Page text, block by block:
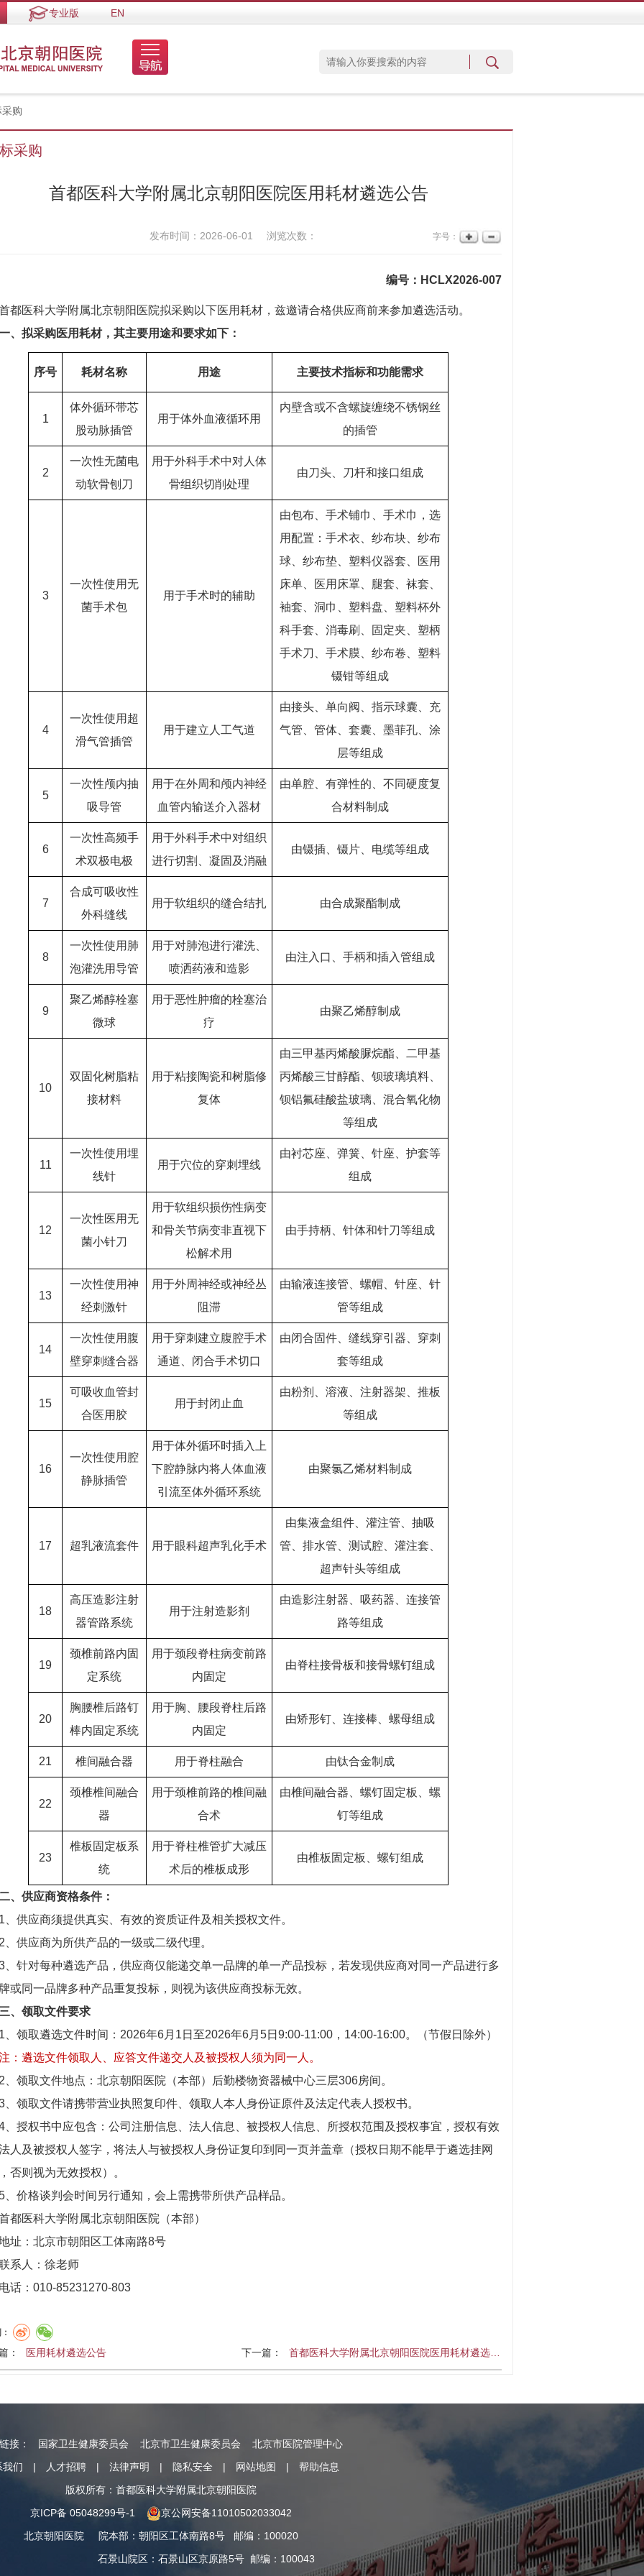
专业版 EN
购
采购
首都医科大学附属北京朝阳医院医用耗材遴选公告
发布时间：2026-06-01 浏览次数： 字号：
编号：HCLX2026-007
科大学附属北京朝阳医院拟采购以下医用耗材，兹邀请合格供应商前来参加遴选活动。
拟采购医用耗材，其主要用途和要求如下：
序号 耗材名称 用途 主要技术指标和功能需求
1
体外循环带芯
股动脉插管
用于体外血液循环用
内壁含或不含螺旋缠绕不锈钢丝
的插管
2
一次性无菌电
动软骨刨刀
用于外科手术中对人体
骨组织切削处理
由刀头、刀杆和接口组成
3
一次性使用无
菌手术包
用于手术时的辅助
由包布、手术铺巾、手术巾，选
用配置：手术衣、纱布块、纱布
球、纱布垫、塑料仪器套、医用
床单、医用床罩、腿套、袜套、
袖套、洞巾、塑料盘、塑料杯外
科手套、消毒刷、固定夹、塑柄
手术刀、手术膜、纱布卷、塑料
镊钳等组成
4
一次性使用超
滑气管插管
用于建立人工气道
由接头、单向阀、指示球囊、充
气管、管体、套囊、墨菲孔、涂
层等组成
5
一次性颅内抽
吸导管
用于在外周和颅内神经
血管内输送介入器材
由单腔、有弹性的、不同硬度复
合材料制成
6
一次性高频手
术双极电极
用于外科手术中对组织
进行切割、凝固及消融
由镊插、镊片、电缆等组成
7
合成可吸收性
外科缝线
用于软组织的缝合结扎 由合成聚酯制成
8
一次性使用肺
泡灌洗用导管
用于对肺泡进行灌洗、
喷洒药液和造影
由注入口、手柄和插入管组成
9
聚乙烯醇栓塞
微球
用于恶性肿瘤的栓塞治
疗
由聚乙烯醇制成
10
双固化树脂粘
接材料
用于粘接陶瓷和树脂修
复体
由三甲基丙烯酸脲烷酯、二甲基
丙烯酸三甘醇酯、钡玻璃填料、
钡铝氟硅酸盐玻璃、混合氧化物
等组成
11
一次性使用埋
线针
用于穴位的穿刺埋线
由衬芯座、弹簧、针座、护套等
组成
12
一次性医用无
菌小针刀
用于软组织损伤性病变
和骨关节病变非直视下
松解术用
由手持柄、针体和针刀等组成
13
一次性使用神
经刺激针
用于外周神经或神经丛
阻滞
由输液连接管、螺帽、针座、针
管等组成
14
一次性使用腹
壁穿刺缝合器
用于穿刺建立腹腔手术
通道、闭合手术切口
由闭合固件、缝线穿引器、穿刺
套等组成
15
可吸收血管封
合医用胶
用于封闭止血
由粉剂、溶液、注射器架、推板
等组成
16
一次性使用腔
静脉插管
用于体外循环时插入上
下腔静脉内将人体血液
引流至体外循环系统
由聚氯乙烯材料制成
17 超乳液流套件 用于眼科超声乳化手术
由集液盒组件、灌注管、抽吸
管、排水管、测试腔、灌注套、
超声针头等组成
18
高压造影注射
器管路系统
用于注射造影剂
由造影注射器、吸药器、连接管
路等组成
19
颈椎前路内固
定系统
用于颈段脊柱病变前路
内固定
由脊柱接骨板和接骨螺钉组成
20
胸腰椎后路钉
棒内固定系统
用于胸、腰段脊柱后路
内固定
由矫形钉、连接棒、螺母组成
21 椎间融合器 用于脊柱融合 由钛合金制成
22
颈椎椎间融合
器
用于颈椎前路的椎间融
合术
由椎间融合器、螺钉固定板、螺
钉等组成
23
椎板固定板系
统
用于脊柱椎管扩大减压
术后的椎板成形
由椎板固定板、螺钉组成
应商资格条件：
应商须提供真实、有效的资质证件及相关授权文件。
应商为所供产品的一级或二级代理。
对每种遴选产品，供应商仅能递交单一品牌的单一产品投标，若发现供应商对同一产品进行多
或同一品牌多种产品重复投标，则视为该供应商投标无效。
、领取文件要求
取遴选文件时间：2026年6月1日至2026年6月5日9:00-11:00，14:00-16:00。（节假日除外）
：遴选文件领取人、应答文件递交人及被授权人须为同一人。
取文件地点：北京朝阳医院（本部）后勤楼物资器械中心三层306房间。
取文件请携带营业执照复印件、领取人本人身份证原件及法定代表人授权书。
权书中应包含：公司注册信息、法人信息、被授权人信息、所授权范围及授权事宜，授权有效
人及被授权人签字，将法人与被授权人身份证复印到同一页并盖章（授权日期不能早于遴选挂网
否则视为无效授权）。
格谈判会时间另行通知，会上需携带所供产品样品。
科大学附属北京朝阳医院（本部）
北京市朝阳区工体南路8号
人：徐老师
010-85231270-803
： 医用耗材遴选公告 下一篇： 首都医科大学附属北京朝阳医院医用耗材遴选…
接： 国家卫生健康委员会 北京市卫生健康委员会
北京市医院管理中心
我们
| 人才招聘 | 法律声明 | 隐私安全 | 网站地图 |
帮助信息
版权所有：首都医科大学附属北京朝阳医院
京ICP备 05048299号-1
京公网安备11010502033042
北京朝阳医院
院本部 ： 朝阳区工体南路8号 邮编：100020
石景山院区 ： 石景山区京原路5号 邮编：100043